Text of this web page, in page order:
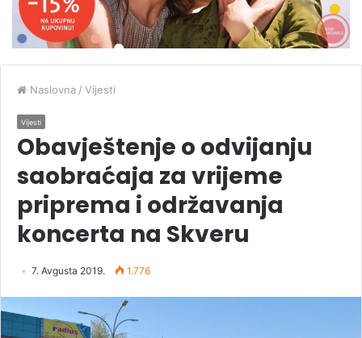
Naslovna / Vijesti
Vijesti
Obavještenje o odvijanju
saobraćaja za vrijeme
priprema i održavanja
koncerta na Skveru
7. Avgusta 2019. 1.776